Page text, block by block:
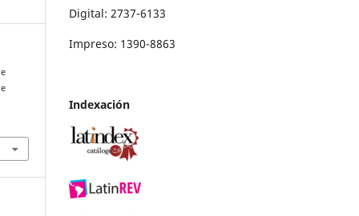
Digital: 2737-6133
Impreso: 1390-8863
Indexación